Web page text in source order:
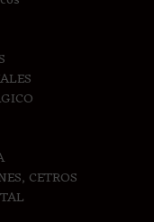
CETROS